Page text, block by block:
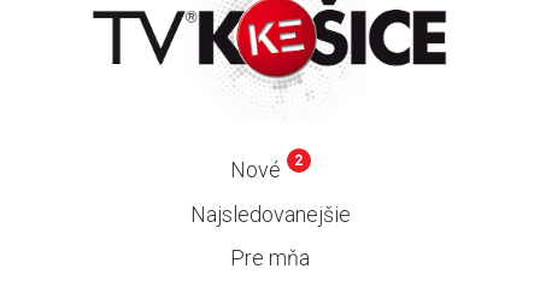
Nové 2
Najsledovanejšie
Pre mňa